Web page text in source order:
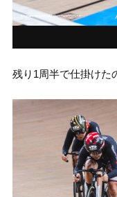
残り1周半で仕掛けた